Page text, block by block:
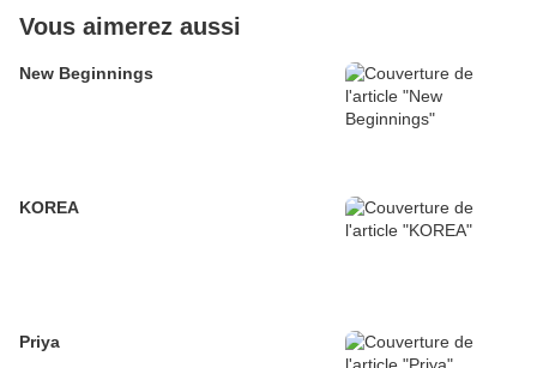
Vous aimerez aussi
New Beginnings
KOREA
Priya